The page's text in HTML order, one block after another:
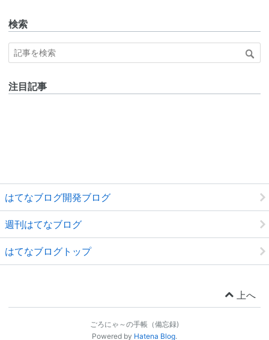
検索
注目記事
はてなブログ開発ブログ
週刊はてなブログ
はてなブログトップ
上へ
ごろにゃ～の手帳（備忘録)
Powered by Hatena Blog.